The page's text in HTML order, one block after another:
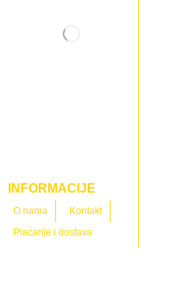
INFORMACIJE
O nama
Kontakt
Plaćanje i dostava